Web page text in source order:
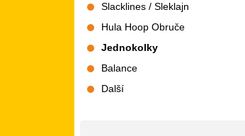
Slacklines / Sleklajn
Hula Hoop Obruče
Jednokolky
Balance
Další